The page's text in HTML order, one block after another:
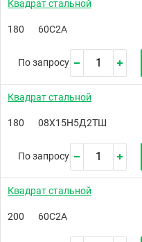
Квадрат стальной
180 60С2А
По запросу
Квадрат стальной
180 08Х15Н5Д2ТШ
По запросу
Квадрат стальной
200 60С2А